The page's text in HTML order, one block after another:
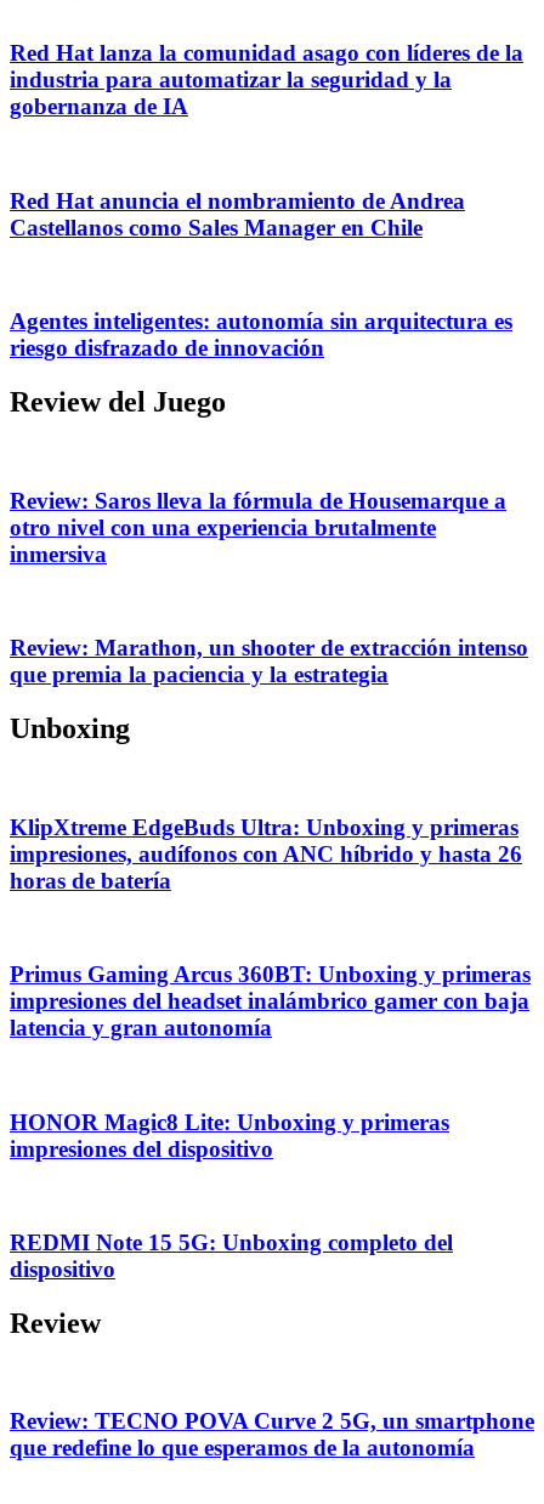
Red Hat lanza la comunidad asago con líderes de la
industria para automatizar la seguridad y la
gobernanza de IA
Red Hat anuncia el nombramiento de Andrea
Castellanos como Sales Manager en Chile
Agentes inteligentes: autonomía sin arquitectura es
riesgo disfrazado de innovación
Review del Juego
Review: Saros lleva la fórmula de Housemarque a
otro nivel con una experiencia brutalmente
inmersiva
Review: Marathon, un shooter de extracción intenso
que premia la paciencia y la estrategia
Unboxing
KlipXtreme EdgeBuds Ultra: Unboxing y primeras
impresiones, audífonos con ANC híbrido y hasta 26
horas de batería
Primus Gaming Arcus 360BT: Unboxing y primeras
impresiones del headset inalámbrico gamer con baja
latencia y gran autonomía
HONOR Magic8 Lite: Unboxing y primeras
impresiones del dispositivo
REDMI Note 15 5G: Unboxing completo del
dispositivo
Review
Review: TECNO POVA Curve 2 5G, un smartphone
que redefine lo que esperamos de la autonomía